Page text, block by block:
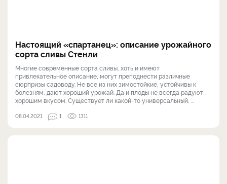
Настоящий «спартанец»: описание урожайного
сорта сливы Стенли
Многие современные сорта сливы, хоть и имеют
привлекательное описание, могут преподнести различные
сюрпризы садоводу. Не все из них зимостойкие, устойчивы к
болезням, дают хороший урожай. Да и плоды не всегда радуют
хорошим вкусом. Существует ли какой-то универсальный, ...
08.04.2021 1 1311